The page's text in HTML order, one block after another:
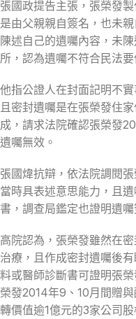
張國政提告主張，張榮發
是由父親親自簽名，也未
陳述自己的遺囑內容，未
所，認為遺囑不符合民法要
他指公證人在封面記明不
且密封遺囑是在張榮發住
成，請求法院確認張榮發
遺囑無效。
張國煒抗辯，依法院調閱
當時具表述意思能力，且
書，調查局鑑定也證明遺
高院認為，張榮發雖然在
治療，且作成密封遺囑後
料或醫師診斷書可證明張
榮發2014年9、10月間贈
轉價值逾1億元的3家公司